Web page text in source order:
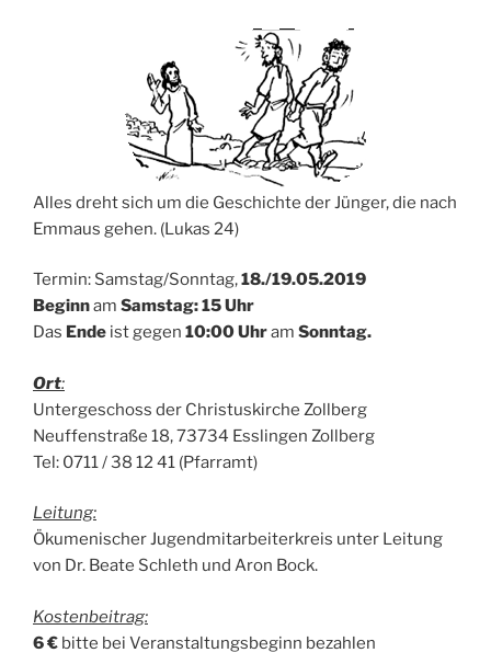
Alles dreht sich um die Geschichte der Jünger, die nach
Emmaus gehen. (Lukas 24)
Termin: Samstag/Sonntag,18./19.05.2019
Beginnam Samstag: 15 Uhr
Das Ende ist gegen 10:00 Uhram Sonntag.
Ort:
Untergeschoss der Christuskirche Zollberg
Neuffenstraße 18, 73734 Esslingen Zollberg
Tel: 0711 / 38 12 41 (Pfarramt)
Leitung:
Ökumenischer Jugendmitarbeiterkreis unter Leitung
von Dr. Beate Schleth und Aron Bock.
Kostenbeitrag:
6 € bitte bei Veranstaltungsbeginn bezahlen